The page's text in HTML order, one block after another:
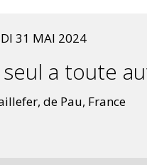
31 MAI 2024
seul a toute
de Pau, France